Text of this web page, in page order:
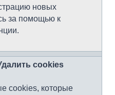
новых
за помощью к
cookies
cookies, которые